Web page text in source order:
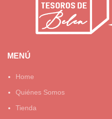
MENÚ
Home
Quiénes Somos
Tienda